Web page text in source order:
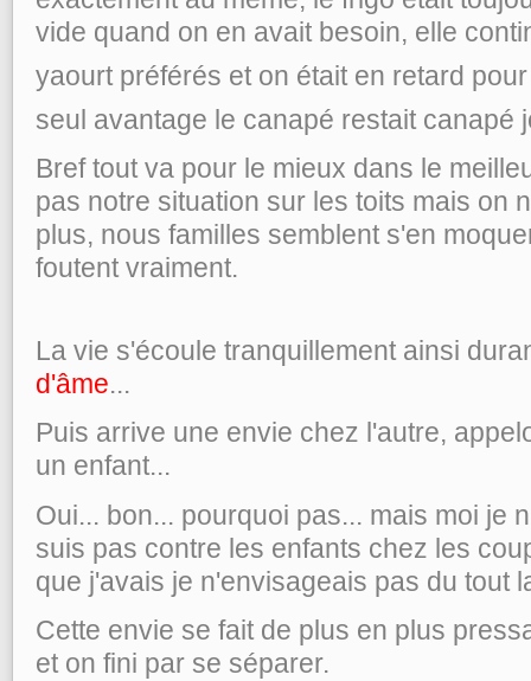
vide quand on en avait besoin, elle
yaourt préférés et on était en retard
seul avantage le canapé restait canapé
Bref tout va pour le mieux dans le
pas notre situation sur les toits mais on
plus, nous familles semblent s'en
foutent vraiment.
La vie s'écoule tranquillement ainsi
d'âme...
Puis arrive une envie chez l'autre,
un enfant...
Oui... bon... pourquoi pas... mais moi je
suis pas contre les enfants chez les
que j'avais je n'envisageais pas du tout
Cette envie se fait de plus en plus
et on fini par se séparer.